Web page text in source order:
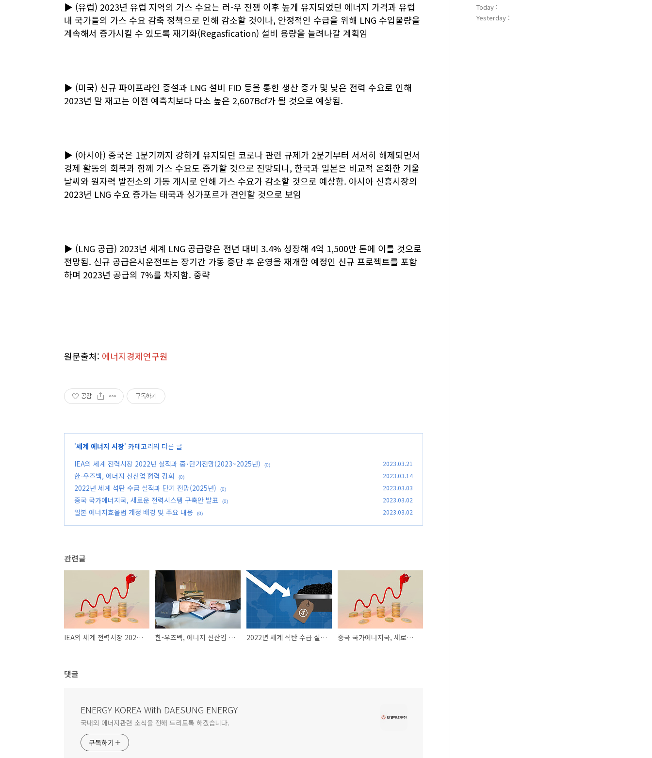
▶ (유럽) 2023년 유럽 지역의 가스 수요는 러-우 전쟁 이후 높게 유지되었던 에너지 가격과 유럽
내 국가들의 가스 수요 감축 정책으로 인해 감소할 것이나, 안정적인 수급을 위해 LNG 수입물량을
계속해서 증가시킬 수 있도록 재기화(Regasfication) 설비 용량을 늘려나갈 계획임
▶ (미국) 신규 파이프라인 증설과 LNG 설비 FID 등을 통한 생산 증가 및 낮은 전력 수요로 인해
2023년 말 재고는 이전 예측치보다 다소 높은 2,607Bcf가 될 것으로 예상됨.
▶ (아시아) 중국은 1분기까지 강하게 유지되던 코로나 관련 규제가 2분기부터 서서히 해제되면서
경제 활동의 회복과 함께 가스 수요도 증가할 것으로 전망되나, 한국과 일본은 비교적 온화한 겨울
날씨와 원자력 발전소의 가동 개시로 인해 가스 수요가 감소할 것으로 예상함. 아시아 신흥시장의
2023년 LNG 수요 증가는 태국과 싱가포르가 견인할 것으로 보임
▶ (LNG 공급) 2023년 세계 LNG 공급량은 전년 대비 3.4% 성장해 4억 1,500만 톤에 이를 것으로
전망됨. 신규 공급은시운전또는 장기간 가동 중단 후 운영을 재개할 예정인 신규 프로젝트를 포함
하며 2023년 공급의 7%를 차지함. 중략
원문출처: 에너지경제연구원
공감 구독하기
'세계 에너지 시장' 카테고리의 다른 글
IEA의 세계 전력시장 2022년 실적과 중･단기전망(2023~2025년)
(0) 2023.03.21
한-우즈벡, 에너지 신산업 협력 강화 (0) 2023.03.14
2022년 세계 석탄 수급 실적과 단기 전망(2025년) (0) 2023.03.03
중국 국가에너지국, 새로운 전력시스템 구축안 발표 (0) 2023.03.02
일본 에너지효율법 개정 배경 및 주요 내용 (0) 2023.03.02
관련글
IEA의 세계 전력시장 2022년 실적과 중･단기전망(2023~2025년) 한-우즈벡, 에너지 신산업 협력 강화 2022년 세계 석탄 수급 실적과 단기 전망(2025년) 중국 국가에너지국, 새로운 전력시스템 구축안 발표
댓글
ENERGY KOREA With DAESUNG ENERGY
국내외 에너지관련 소식을 전해 드리도록 하겠습니다.
구독하기
Today :
Yesterday :